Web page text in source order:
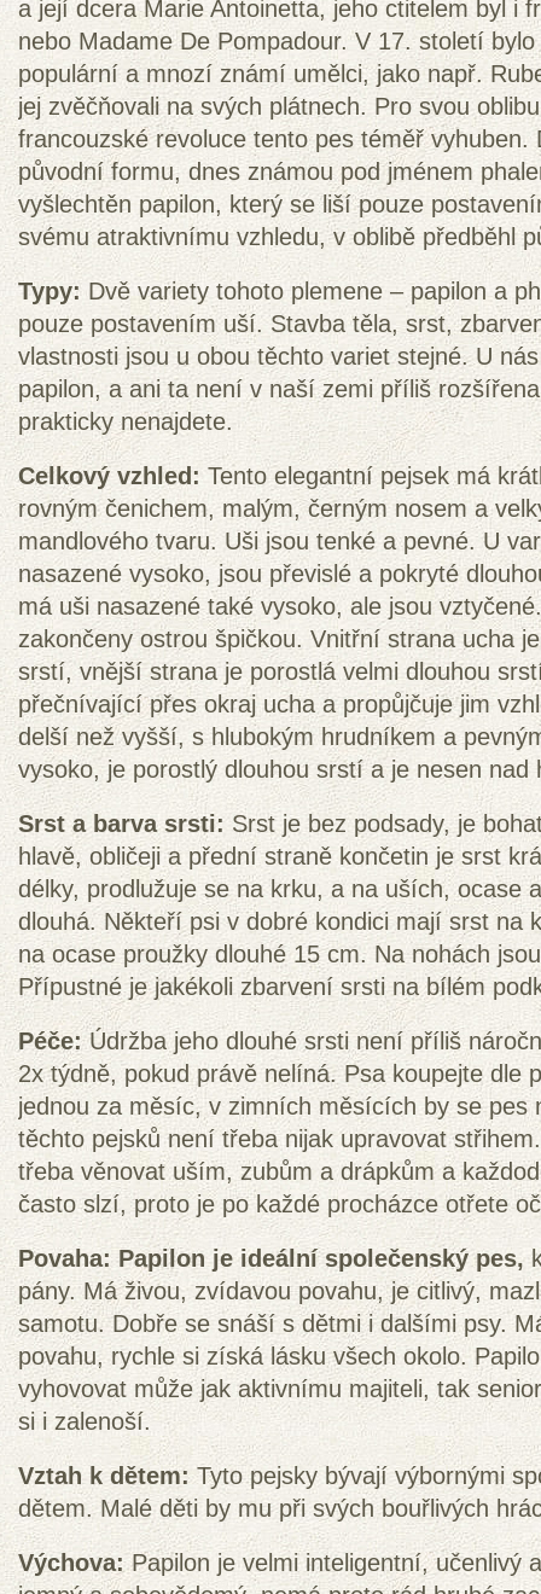
a její dcera Marie Antoinetta, jeho ctitelem byl i
nebo Madame De Pompadour. V 17. století
populární a mnozí známí umělci, jako např.
jej zvěčňovali na svých plátnech. Pro svou
francouzské revoluce tento pes téměř vyhuben.
původní formu, dnes známou pod jménem
vyšlechtěn papilon, který se liší pouze
svému atraktivnímu vzhledu, v oblibě předběhl
Typy: Dvě variety tohoto plemene – papilon a
pouze postavením uší. Stavba těla, srst,
vlastnosti jsou u obou těchto variet stejné. U
papilon, a ani ta není v naší zemi příliš
prakticky nenajdete.
Celkový vzhled: Tento elegantní pejsek má
rovným čenichem, malým, černým nosem a
mandlového tvaru. Uši jsou tenké a pevné. U
nasazené vysoko, jsou převislé a pokryté
má uši nasazené také vysoko, ale jsou
zakončeny ostrou špičkou. Vnitřní strana ucha
srstí, vnější strana je porostlá velmi dlouhou
přečnívající přes okraj ucha a propůjčuje jim
delší než vyšší, s hlubokým hrudníkem a
vysoko, je porostlý dlouhou srstí a je nesen nad
Srst a barva srsti: Srst je bez podsady, je
hlavě, obličeji a přední straně končetin je srst
délky, prodlužuje se na krku, a na uších, ocase
dlouhá. Někteří psi v dobré kondici mají srst na
na ocase proužky dlouhé 15 cm. Na nohách
Přípustné je jakékoli zbarvení srsti na bílém
Péče:Údržba jeho dlouhé srsti není příliš
2x týdně, pokud právě nelíná. Psa koupejte dle
jednou za měsíc, v zimních měsících by se pes
těchto pejsků není třeba nijak upravovat
třeba věnovat uším, zubům a drápkům a
často slzí, proto je po každé procházce otřete
Povaha: Papilon je ideální společenský pes,
pány. Má živou, zvídavou povahu, je citlivý,
samotu. Dobře se snáší s dětmi i dalšími psy.
povahu, rychle si získá lásku všech okolo.
vyhovovat může jak aktivnímu majiteli, tak
si i zalenoší.
Vztah k dětem:Tyto pejsky bývají výbornými
dětem. Malé děti by mu při svých bouřlivých
Výchova:Papilon je velmi inteligentní, učenlivý